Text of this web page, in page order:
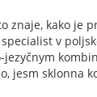
znaje, kako je
v
jesm sklonna